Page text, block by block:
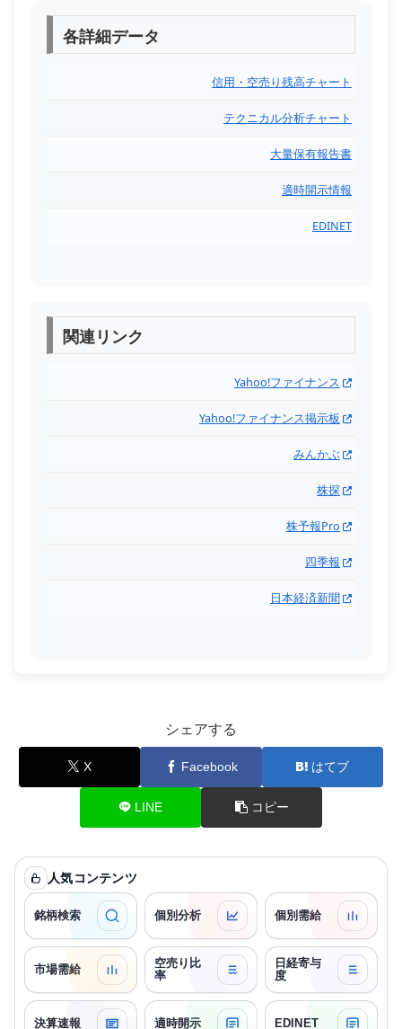
各詳細データ
信用・空売り残高チャート
テクニカル分析チャート
大量保有報告書
適時開示情報
EDINET
関連リンク
Yahoo!ファイナンス
Yahoo!ファイナンス掲示板
みんかぶ
株探
株予報Pro
四季報
日本経済新聞
シェアする
X Facebook はてブ
LINE コピー
人気コンテンツ
銘柄検索 個別分析 個別需給
市場需給
空売り比
率
日経寄与
度
決算速報 適時開示 EDINET